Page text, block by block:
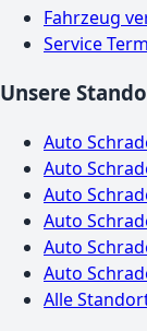
Fahrzeug
Service
Unsere
Auto
Auto
Auto
Auto
Auto
Auto
Alle